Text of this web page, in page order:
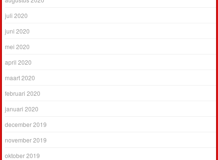
juli 2020
juni 2020
mei 2020
april 2020
maart 2020
februari 2020
januari 2020
december 2019
november 2019
oktober 2019